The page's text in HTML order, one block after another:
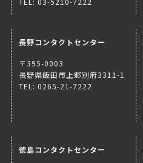
長野コンタクトセンター
〒395-0003
長野県飯田市上郷別府3311-1
TEL: 0265-21-7222
徳島コンタクトセンター